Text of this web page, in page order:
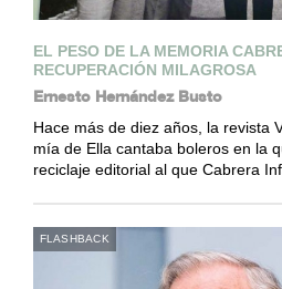
EL PESO DE LA MEMORIA
RECUPERACIÓN MILAGROSA
Ernesto Hernández Busto
Hace más de diez años, la revista
mía de Ella cantaba boleros en la
reciclaje editorial al que Cabrera
FLASHBACK